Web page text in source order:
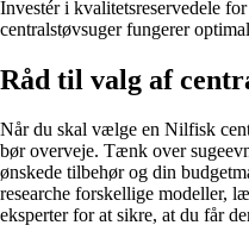
Investér i kvalitetsreservedele
centralstøvsuger fungerer
Råd til valg af
Når du skal vælge en Nilfisk
bør overveje. Tænk over
ønskede tilbehør og din
researche forskellige modeller,
eksperter for at sikre, at du får